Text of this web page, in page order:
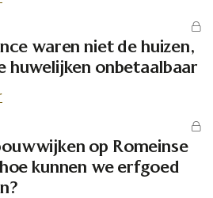
waren niet de huizen,
huwelijken onbetaalbaar
op Romeinse
kunnen we erfgoed